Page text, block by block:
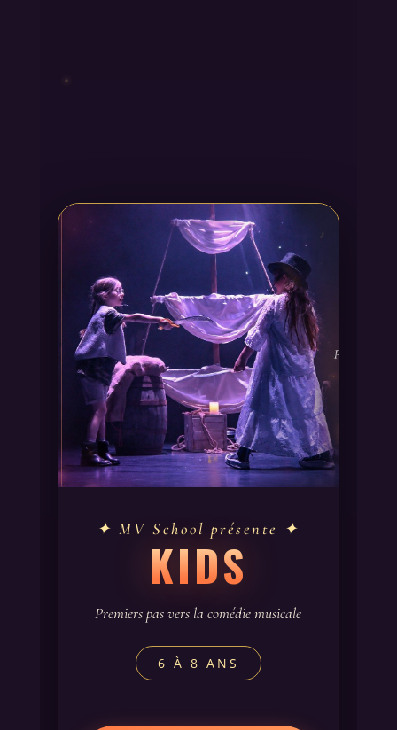
✦ MV School présente ✦
KIDS
Premiers pas vers la comédie musicale
6 À 8 ANS